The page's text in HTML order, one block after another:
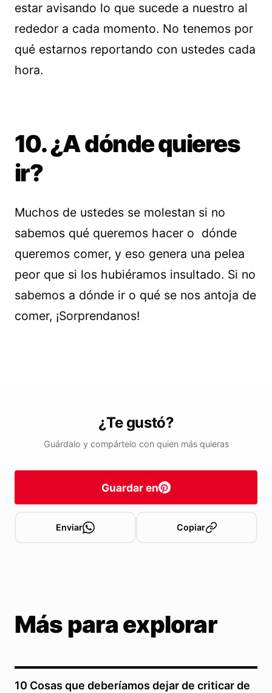
estar avisando lo que sucede a nuestro al
rededor a cada momento. No tenemos por
qué estarnos reportando con ustedes cada
hora.
10. ¿A dónde quieres
ir?
Muchos de ustedes se molestan si no
sabemos qué queremos hacer o dónde
queremos comer, y eso genera una pelea
peor que si los hubiéramos insultado. Si no
sabemos a dónde ir o qué se nos antoja de
comer, ¡Sorprendanos!
¿Te gustó?
Guárdalo y compártelo con quien más quieras
Guardar en
Enviar Copiar
Más para explorar
10 Cosas que deberíamos dejar de criticar de